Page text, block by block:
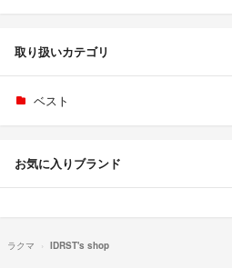
取り扱いカテゴリ
ベスト
お気に入りブランド
ラクマ IDRST's shop